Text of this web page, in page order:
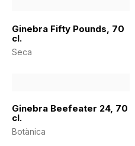
Ginebra Fifty Pounds, 70
cl.
Seca
Ginebra Beefeater 24, 70
cl.
Botànica